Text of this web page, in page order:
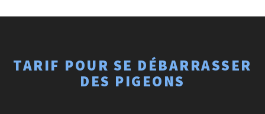
TARIF POUR SE DÉBARRASSER
DES PIGEONS